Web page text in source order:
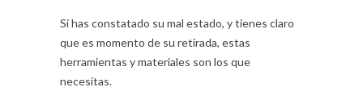
Si has constatado su mal estado, y tienes claro
que es momento de su retirada, estas
herramientas y materiales son los que
necesitas.